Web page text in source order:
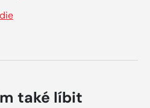
také líbit